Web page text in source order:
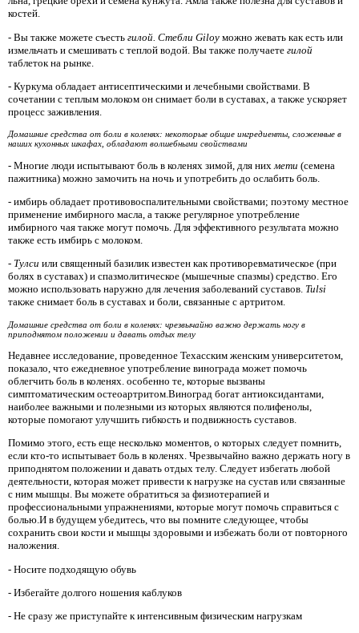
костей.
- Вы также можете съесть гилой. Стебли Giloy можно жевать как есть или
измельчать и смешивать с теплой водой. Вы также получаете гилой
таблеток на рынке.
- Куркума обладает антисептическими и лечебными свойствами. В
сочетании с теплым молоком он снимает боли в суставах, а также ускоряет
процесс заживления.
Домашние средства от боли в коленях: некоторые общие ингредиенты, сложенные в
наших кухонных шкафах, обладают волшебными свойствами
- Многие люди испытывают боль в коленях зимой, для них мети (семена
пажитника) можно замочить на ночь и употребить до ослабить боль.
- имбирь обладает противовоспалительными свойствами; поэтому местное
применение имбирного масла, а также регулярное употребление
имбирного чая также могут помочь. Для эффективного результата можно
также есть имбирь с молоком.
- Тулси или священный базилик известен как противоревматическое (при
болях в суставах) и спазмолитическое (мышечные спазмы) средство. Его
можно использовать наружно для лечения заболеваний суставов. Tulsi
также снимает боль в суставах и боли, связанные с артритом.
Домашние средства от боли в коленях: чрезвычайно важно держать ногу в
приподнятом положении и давать отдых телу
Недавнее исследование, проведенное Техасским женским университетом,
показало, что ежедневное употребление винограда может помочь
облегчить боль в коленях. особенно те, которые вызваны
симптоматическим остеоартритом.Виноград богат антиоксидантами,
наиболее важными и полезными из которых являются полифенолы,
которые помогают улучшить гибкость и подвижность суставов.
Помимо этого, есть еще несколько моментов, о которых следует помнить,
если кто-то испытывает боль в коленях. Чрезвычайно важно держать ногу в
приподнятом положении и давать отдых телу. Следует избегать любой
деятельности, которая может привести к нагрузке на сустав или связанные
с ним мышцы. Вы можете обратиться за физиотерапией и
профессиональными упражнениями, которые могут помочь справиться с
болью.И в будущем убедитесь, что вы помните следующее, чтобы
сохранить свои кости и мышцы здоровыми и избежать боли от повторного
наложения.
- Носите подходящую обувь
- Избегайте долгого ношения каблуков
- Не сразу же приступайте к интенсивным физическим нагрузкам